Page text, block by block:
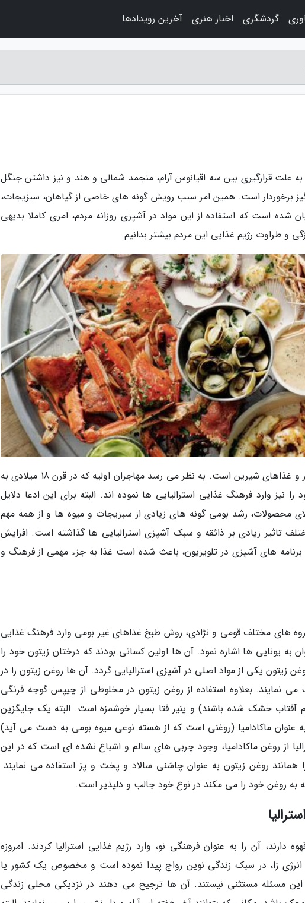
علت قرارگیری بین سه اقیانوس آرام، منجمد شمالی و هند و نیز داشتن جنگل
برخوردار است. همین امر سبب رویش گونه های خاصی از گیاهان، سبزیجات،
شده است که استفاده از این مواد در آشپزی روزانه مردم، امری کاملا بدیهی
و طراوت رژیم غذایی این مردم بیشتر بدانیم.
رژیم غذایی مردم استرالیا مملو از ترکیبات نادر و غذاهای شیرین است. به نظر می رسد مهاجران اولیه که در قرن 18 میلادی به
نیز وارد فرهنگ غذایی استرالیایی ها نموده اند. البته برای این ادعا دلایل
محصولات، رشد بومی گونه های زیادی از سبزیجات و میوه ها و از همه مهم
تاثیر زیادی بر ذائقه و سبک آشپزی استرالیایی ها گذاشته است. افزایش
برنامه های آشپزی در تلویزیون، باعث شده است غذا به جزء مهمی از فرهنگ و
های مختلف قومی و نژادی، روش طبخ غذاهای غیر بومی وارد فرهنگ غذایی
به یونایی ها اشاره نمود. آن ها اولین کسانی بودند که درختان زیتون خود را
زیتون یکی از مواد اصلی در آشپزی استرالیایی گردد. آن ها روغن زیتون را در
می نمایند. بعلاوه استفاده از روغن زیتون در مخلوطی از چیپس گوجه فرنگی
آفتاب خشک شده باشند) و پنیر فتا بسیار خوشمزه است. البته یک جایگزین
عنوان ماکادامیا (روغنی است که از هسته نوعی میوه بومی به دست می آید)
از روغن ماکادامیا، وجود چربی های سالم و اشباع نشده ای است که در این
همانند روغن زیتون به عنوان چاشنی سالاد و پخت و پز استفاده می نمایند.
به روغن خود را می مکند در نوع خود جالب و دلپذیر است.
دارند، آن را به عنوان فرهنگی نو، وارد رژیم غذایی استرالیا کردند. امروزه
انرژی زا، در سبک زندگی نوین رواج پیدا نموده است و مخصوص یک کشور یا
مسئله مستثنی نیستند. آن ها ترجیح می دهند در نزدیکی محلی زندگی
گردشگری اخبار هنری آخرین رویدادها